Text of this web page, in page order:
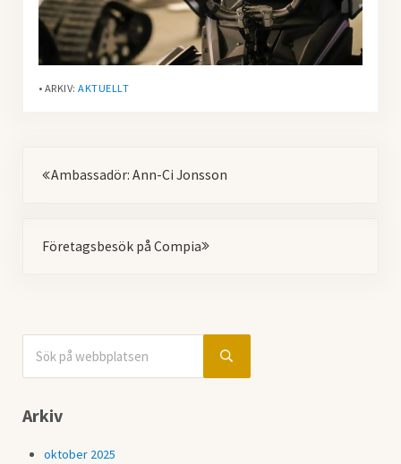
• ARKIV:AKTUELLT
Ambassadör: Ann-Ci Jonsson
Företagsbesök på Compia
Sidebar
Submit search
Arkiv
oktober 2025